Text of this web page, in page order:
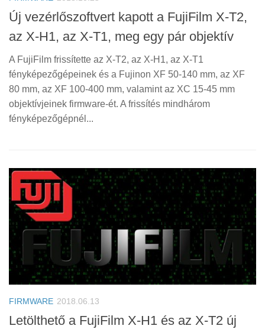
Új vezérlőszoftvert kapott a FujiFilm X-T2,
az X-H1, az X-T1, meg egy pár objektív
A FujiFilm frissítette az X-T2, az X-H1, az X-T1
fényképezőgépeinek és a Fujinon XF 50-140 mm, az XF
80 mm, az XF 100-400 mm, valamint az XC 15-45 mm
objektívjeinek firmware-ét. A frissítés mindhárom
fényképezőgépnél...
FIRMWARE 2018.06.13
Letölthető a FujiFilm X-H1 és az X-T2 új